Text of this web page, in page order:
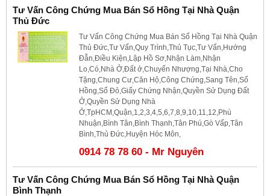
Tư Vấn Công Chứng Mua Bán Sổ Hồng Tại Nhà Quận
Thủ Đức
Tư Vấn Công Chứng Mua Bán Sổ Hồng Tại Nhà Quận
Thủ Đức,Tư Vấn,Quy Trình,Thủ Tục,Tư Vấn,Hướng
Đẫn,Điều Kiện,Lập Hồ Sơ,Nhận Làm,Nhận
Lo,Có,Nhà Ở,Đất ở,Chuyển Nhượng,Tại Nhà,Cho
Tặng,Chung Cư,Căn Hộ,Công Chứng,Sang Tên,Sổ
Hồng,Sổ Đỏ,Giấy Chứng Nhận,Quyền Sử Dụng Đất
Ở,Quyền Sử Dụng Nhà
Ở,TpHCM,Quận,1,2,3,4,5,6,7,8,9,10,11,12,Phú
Nhuận,Bình Tân,Bình Thạnh,Tân Phú,Gò Vấp,Tân
Bình,Thủ Đức,Huyện Hóc Môn,
0914 78 78 60 - Mr Nguyên
Tư Vấn Công Chứng Mua Bán Sổ Hồng Tại Nhà Quận
Bình Thạnh